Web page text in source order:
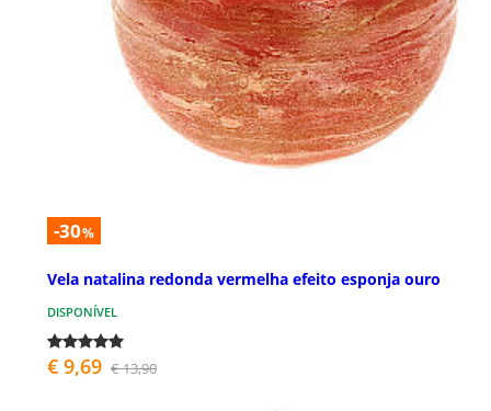
-30%
Vela natalina redonda vermelha efeito esponja ouro
DISPONÍVEL
€ 9,69 € 13,90